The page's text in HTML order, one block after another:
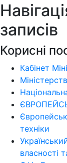
записів
Корисні
Кабінет
техніки
власності